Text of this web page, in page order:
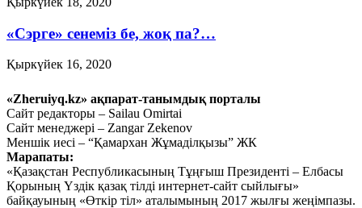
«Сэрге» сенеміз бе, жоқ па?…
Қыркүйек 16, 2020
Ауыл шаруашылығын
дамытпай, бәсекеге қабілетті
экономика құру мүмкін емес
Қыркүйек 15, 2020
Тағы оқу
«Zheruiyq.kz» ақпарат-танымдық порталы
Сайт редакторы – Sailau Omirtai
Сайт менеджері – Zangar Zekenov
Меншік иесі – “Қамархан Жұмаділқызы” ЖК
Марапаты:
«Қазақстан Республикасының Тұңғыш Президенті – Елбасы
Қорының Үздік қазақ тілді интернет-сайт сыйлығы»
байқауының «Өткір тіл» аталымының 2017 жылғы жеңімпазы.